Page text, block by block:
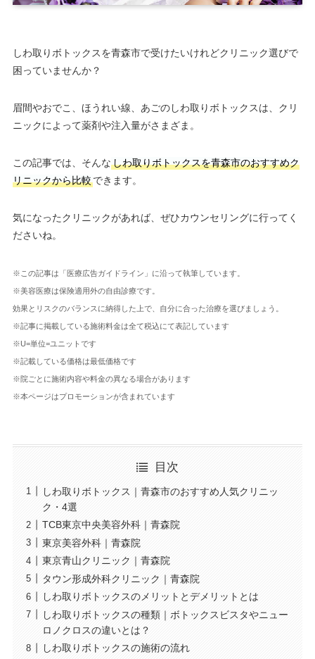
しわ取りボトックスを青森市で受けたいけれどクリニック選びで
困っていませんか？
眉間やおでこ、ほうれい線、あごのしわ取りボトックスは、クリ
ニックによって薬剤や注入量がさまざま。
この記事では、そんなしわ取りボトックスを青森市のおすすめク
リニックから比較できます。
気になったクリニックがあれば、ぜひカウンセリングに行ってく
ださいね。
※この記事は「医療広告ガイドライン」に沿って執筆しています。
※美容医療は保険適用外の自由診療です。
効果とリスクのバランスに納得した上で、自分に合った治療を選びましょう。
※記事に掲載している施術料金は全て税込にて表記しています
※U=単位=ユニットです
※記載している価格は最低価格です
※院ごとに施術内容や料金の異なる場合があります
※本ページはプロモーションが含まれています
目次
しわ取りボトックス｜青森市のおすすめ人気クリニッ
ク・4選
TCB東京中央美容外科｜青森院
東京美容外科｜青森院
東京青山クリニック｜青森院
タウン形成外科クリニック｜青森院
しわ取りボトックスのメリットとデメリットとは
しわ取りボトックスの種類｜ボトックスビスタやニュー
ロノクロスの違いとは？
しわ取りボトックスの施術の流れ